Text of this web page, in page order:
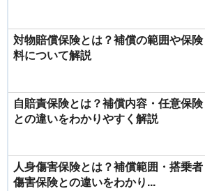
対物賠償保険とは？補償の範囲や保険
料について解説
自賠責保険とは？補償内容・任意保険
との違いをわかりやすく解説
人身傷害保険とは？補償範囲・搭乗者
傷害保険との違いをわかり...